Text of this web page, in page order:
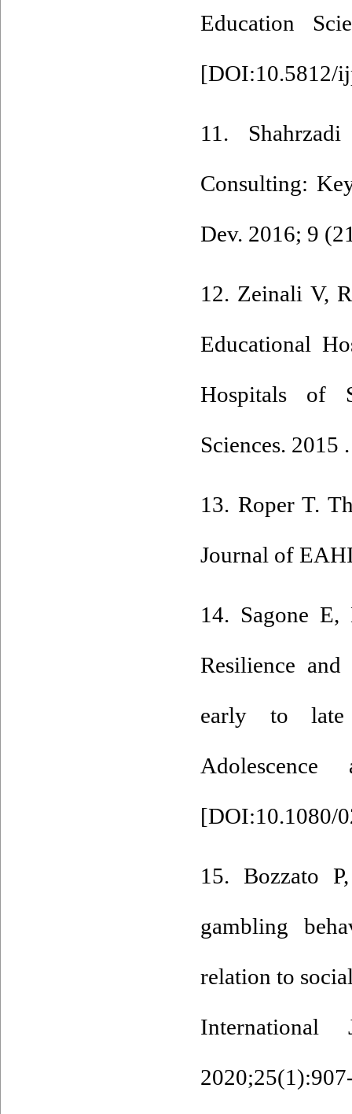
Education
[DOI:10.5812/
11.
Consulting:
Dev. 2016; 9
12. Zeinali V,
Educational
Hospitals of
Sciences. 2015 .
13. Roper T.
Journal of
14. Sagone
Resilience
early to late
[DOI:10.1080/
15. Bozzato
gambling
relation to